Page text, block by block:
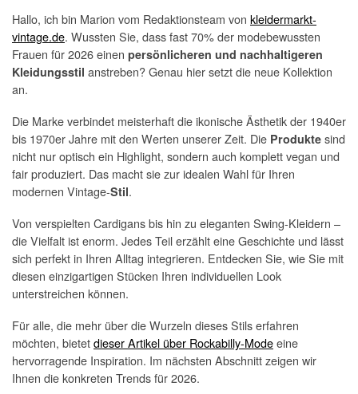
Hallo, ich bin Marion vom Redaktionsteam von kleidermarkt-
vintage.de. Wussten Sie, dass fast 70% der modebewussten
Frauen für 2026 einen persönlicheren und nachhaltigeren
Kleidungsstil anstreben? Genau hier setzt die neue Kollektion
an.
Die Marke verbindet meisterhaft die ikonische Ästhetik der 1940er
bis 1970er Jahre mit den Werten unserer Zeit. Die Produkte sind
nicht nur optisch ein Highlight, sondern auch komplett vegan und
fair produziert. Das macht sie zur idealen Wahl für Ihren
modernen Vintage-Stil.
Von verspielten Cardigans bis hin zu eleganten Swing-Kleidern –
die Vielfalt ist enorm. Jedes Teil erzählt eine Geschichte und lässt
sich perfekt in Ihren Alltag integrieren. Entdecken Sie, wie Sie mit
diesen einzigartigen Stücken Ihren individuellen Look
unterstreichen können.
Für alle, die mehr über die Wurzeln dieses Stils erfahren
möchten, bietetdieser Artikel über Rockabilly-Modeeine
hervorragende Inspiration. Im nächsten Abschnitt zeigen wir
Ihnen die konkreten Trends für 2026.